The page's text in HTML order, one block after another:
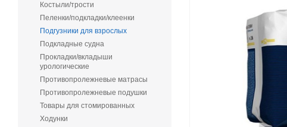
Костыли/трости
Пеленки/подкладки/клеенки
Подгузники для взрослых
Подкладные судна
Прокладки/вкладыши
урологические
Противопролежневые матрасы
Противопролежневые подушки
Товары для стомированных
Ходунки